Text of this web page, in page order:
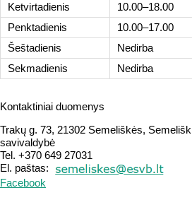
Ketvirtadienis
10.00–18.00
Penktadienis
10.00–17.00
Šeštadienis
Nedirba
Sekmadienis
Nedirba
Kontaktiniai duomenys
Trakų g. 73, 21302 Semeliškės,
savivaldybė
Tel. +370 649 27031
El. paštas:
Facebook